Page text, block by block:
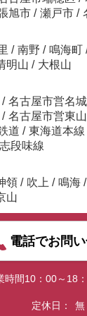
旭市 / 瀬戸市 /
/ 南野 / 鳴海町
明山 / 大根山
/ 名古屋市営名
/ 名古屋市営東
道 / 東海道本線
段味線
領 / 吹上 / 鳴海 /
山
電話でお問
時間10：00～18
定休日：
無